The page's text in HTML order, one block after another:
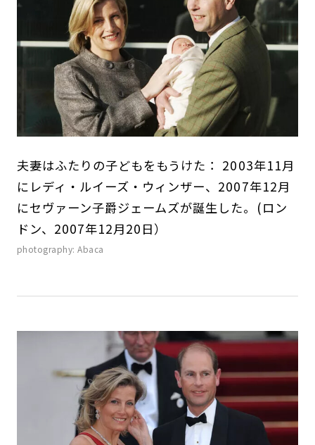
夫妻はふたりの子どもをもうけた： 2003年11月
にレディ・ルイーズ・ウィンザー、2007年12月
にセヴァーン子爵ジェームズが誕生した。(ロン
ドン、2007年12月20日）
photography: Abaca